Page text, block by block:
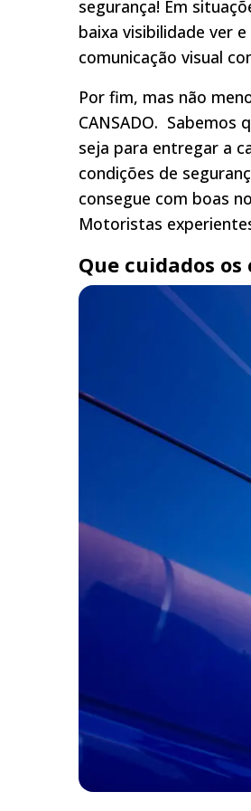
segurança! Em
baixa visibilidade ver
comunicação visual
Por fim, mas não
CANSADO. Sabemos
seja para entregar a
condições de
consegue com boas
Motoristas
Que cuidados